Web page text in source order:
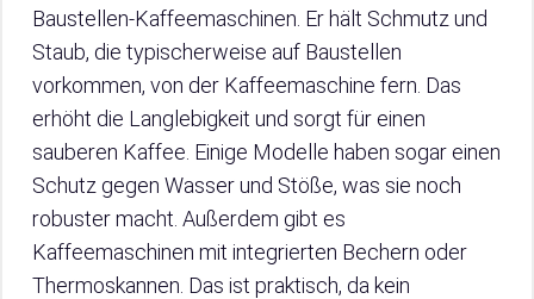
Baustellen-Kaffeemaschinen. Er hält Schmutz und
Staub, die typischerweise auf Baustellen
vorkommen, von der Kaffeemaschine fern. Das
erhöht die Langlebigkeit und sorgt für einen
sauberen Kaffee. Einige Modelle haben sogar einen
Schutz gegen Wasser und Stöße, was sie noch
robuster macht. Außerdem gibt es
Kaffeemaschinen mit integrierten Bechern oder
Thermoskannen. Das ist praktisch, da kein